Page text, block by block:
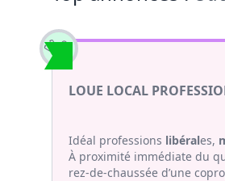
LOUE LOCAL
Idéal professions libérales,
À proximité immédiate du
rez-de-chaussée d’une